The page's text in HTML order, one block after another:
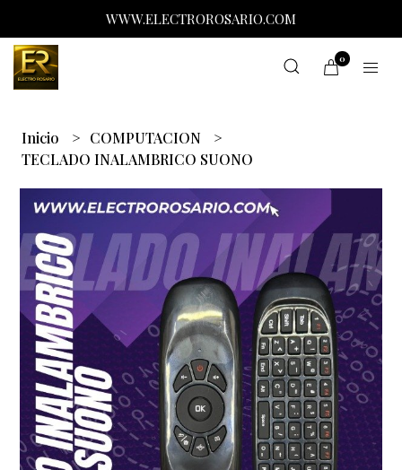
WWW.ELECTROROSARIO.COM
0
Inicio
COMPUTACION
TECLADO INALAMBRICO SUONO